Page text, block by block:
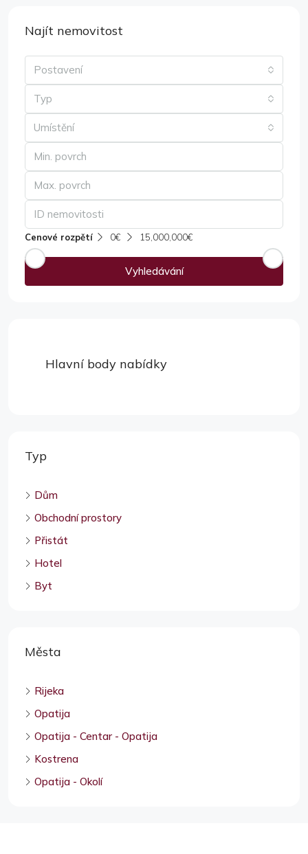
Najít nemovitost
Postavení
Typ
Umístění
Cenové rozpětí 0€ 15,000,000€
Vyhledávání
Hlavní body nabídky
Typ
Dům
Obchodní prostory
Přistát
Hotel
Byt
Města
Rijeka
Opatija
Opatija - Centar - Opatija
Kostrena
Opatija - Okolí